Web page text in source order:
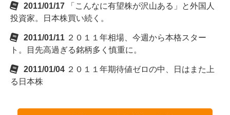
2011/01/17
「こんなに有望株が沢山ある」と外国人
投資家。日本株買い続く。
2011/01/11 ２０１１年相場、今週から本格スター
ト。目先高過ぎる銘柄多く慎重に。
2011/01/04 ２０１１年期待値ゼロの中、日はまた上
る日本株